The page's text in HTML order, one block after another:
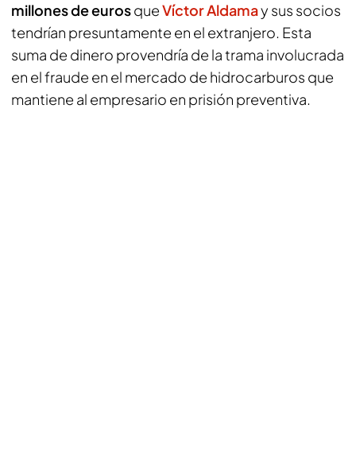
millones de eurosqueVíctor Aldamay sus socios
tendrían presuntamente en el extranjero. Esta
suma de dinero provendría de la trama involucrada
en el fraude en el mercado de hidrocarburos que
mantiene al empresario en prisión preventiva.